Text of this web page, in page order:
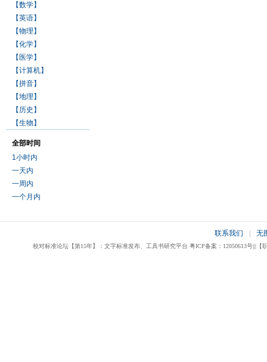
【数学】
【英语】
【物理】
【化学】
【医学】
【计算机】
【拼音】
【地理】
【历史】
【生物】
全部时间
1小时内
一天内
一周内
一个月内
联系我们 无
校对标准论坛【第15年】：文字标准发布、工具书研究平台 粤ICP备案：12050613号|||【